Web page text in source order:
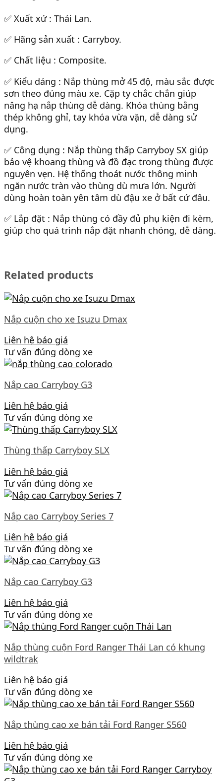
✅ Xuất xứ : Thái Lan.
✅ Hãng sản xuất : Carryboy.
✅ Chất liệu : Composite.
✅ Kiểu dáng : Nắp thùng mở 45 độ, màu sắc được
sơn theo đúng màu xe. Cặp ty chắc chắn giúp
nâng hạ nắp thùng dễ dàng. Khóa thùng bằng
thép không ghỉ, tay khóa vừa vặn, dễ dàng sử
dụng.
✅ Công dụng : Nắp thùng thấp Carryboy SX giúp
bảo vệ khoang thùng và đồ đạc trong thùng được
nguyên vẹn. Hệ thống thoát nước thông minh
ngăn nước tràn vào thùng dù mưa lớn. Người
dùng hoàn toàn yên tâm dù đậu xe ở bất cứ đâu.
✅ Lắp đặt : Nắp thùng có đầy đủ phụ kiện đi kèm,
giúp cho quá trình nắp đặt nhanh chóng, dễ dàng.
Related products
Nắp cuộn cho xe Isuzu Dmax
Liên hệ báo giá
Tư vấn đúng dòng xe
Nắp cao Carryboy G3
Liên hệ báo giá
Tư vấn đúng dòng xe
Thùng thấp Carryboy SLX
Liên hệ báo giá
Tư vấn đúng dòng xe
Nắp cao Carryboy Series 7
Liên hệ báo giá
Tư vấn đúng dòng xe
Nắp cao Carryboy G3
Liên hệ báo giá
Tư vấn đúng dòng xe
Nắp thùng cuộn Ford Ranger Thái Lan có khung
wildtrak
Liên hệ báo giá
Tư vấn đúng dòng xe
Nắp thùng cao xe bán tải Ford Ranger S560
Liên hệ báo giá
Tư vấn đúng dòng xe